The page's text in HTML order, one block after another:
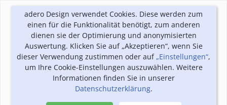
adero Design verwendet Cookies. Diese werden zum
einen für die Funktionalität benötigt, zum anderen
dienen sie der Optimierung und anonymisierten
Auswertung. Klicken Sie auf „Akzeptieren“, wenn Sie
dieser Verwendung zustimmen oder auf„Einstellungen“,
um Ihre Cookie-Einstellungen auszuwählen. Weitere
Informationen finden Sie in unserer
Datenschutzerklärung.